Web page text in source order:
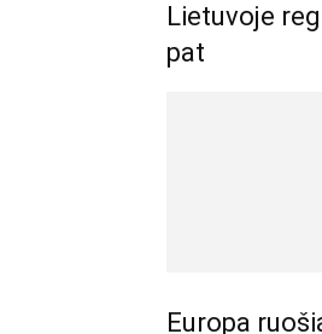
Lietuvoje
pat
Europa